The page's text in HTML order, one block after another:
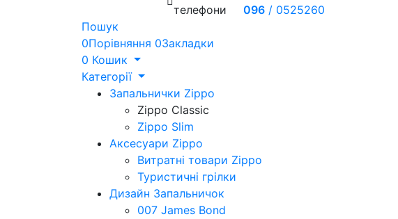
телефони
096/ 0525260
Пошук
0Порівняння 0Закладки
0 Кошик
Категорії
Запальнички Zippo
Zippo Classic
Zippo Slim
Аксесуари Zippo
Витратні товари Zippo
Туристичні грілки
Дизайн Запальничок
007 James Bond